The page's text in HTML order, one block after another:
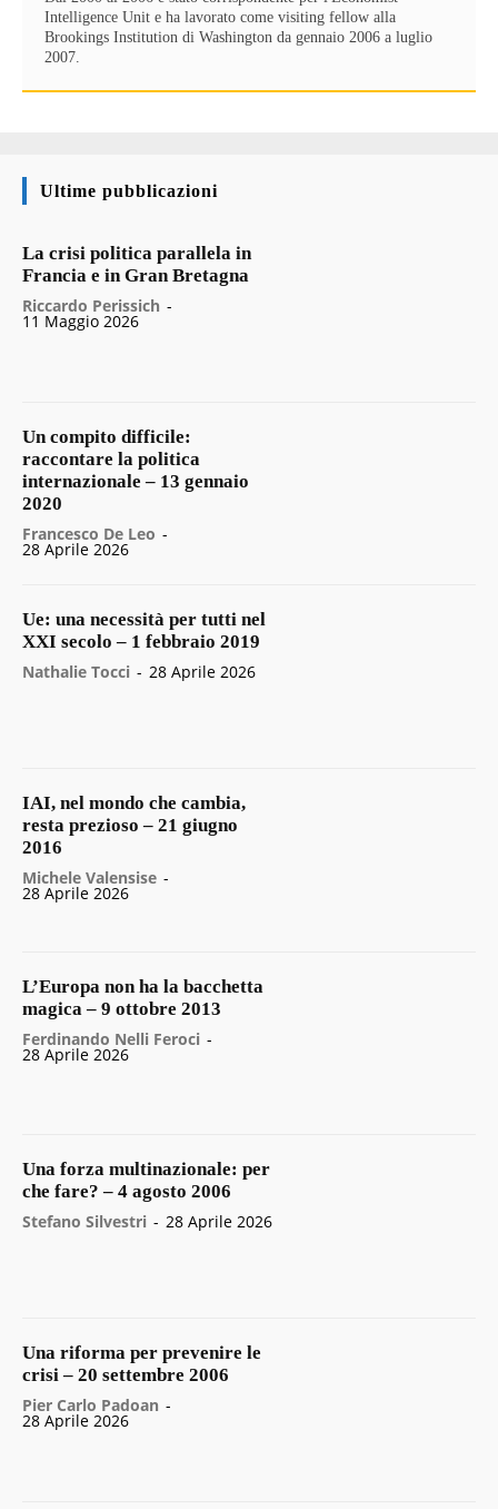
Intelligence Unit e ha lavorato come visiting fellow alla
Brookings Institution di Washington da gennaio 2006 a luglio
2007.
Ultime pubblicazioni
La crisi politica parallela in
Francia e in Gran Bretagna
Riccardo Perissich -
11 Maggio 2026
Un compito difficile:
raccontare la politica
internazionale – 13 gennaio
2020
Francesco De Leo -
28 Aprile 2026
Ue: una necessità per tutti nel
XXI secolo – 1 febbraio 2019
Nathalie Tocci - 28 Aprile 2026
IAI, nel mondo che cambia,
resta prezioso – 21 giugno
2016
Michele Valensise -
28 Aprile 2026
L’Europa non ha la bacchetta
magica – 9 ottobre 2013
Ferdinando Nelli Feroci -
28 Aprile 2026
Una forza multinazionale: per
che fare? – 4 agosto 2006
Stefano Silvestri - 28 Aprile 2026
Una riforma per prevenire le
crisi – 20 settembre 2006
Pier Carlo Padoan -
28 Aprile 2026